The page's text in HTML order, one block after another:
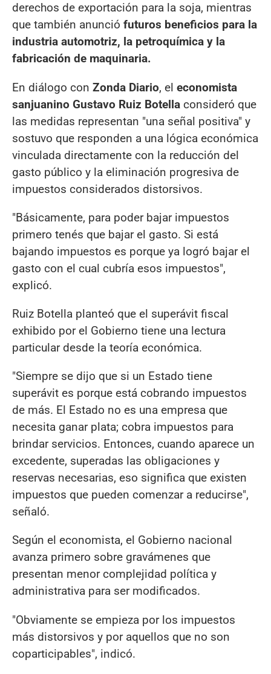
derechos de exportación para la soja, mientras
que también anunció futuros beneficios para la
industria automotriz, la petroquímica y la
fabricación de maquinaria.
En diálogo con Zonda Diario, el economista
sanjuanino Gustavo Ruiz Botella consideró que
las medidas representan "una señal positiva" y
sostuvo que responden a una lógica económica
vinculada directamente con la reducción del
gasto público y la eliminación progresiva de
impuestos considerados distorsivos.
"Básicamente, para poder bajar impuestos
primero tenés que bajar el gasto. Si está
bajando impuestos es porque ya logró bajar el
gasto con el cual cubría esos impuestos",
explicó.
Ruiz Botella planteó que el superávit fiscal
exhibido por el Gobierno tiene una lectura
particular desde la teoría económica.
"Siempre se dijo que si un Estado tiene
superávit es porque está cobrando impuestos
de más. El Estado no es una empresa que
necesita ganar plata; cobra impuestos para
brindar servicios. Entonces, cuando aparece un
excedente, superadas las obligaciones y
reservas necesarias, eso significa que existen
impuestos que pueden comenzar a reducirse",
señaló.
Según el economista, el Gobierno nacional
avanza primero sobre gravámenes que
presentan menor complejidad política y
administrativa para ser modificados.
"Obviamente se empieza por los impuestos
más distorsivos y por aquellos que no son
coparticipables", indicó.